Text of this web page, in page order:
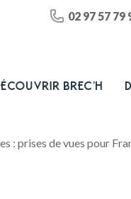
02 97 57 79
BREC’H
: prises de vues pour